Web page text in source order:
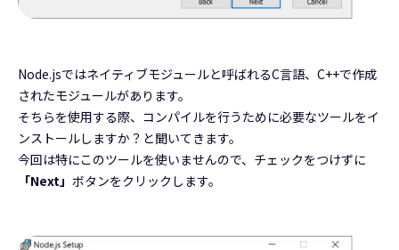
Node.jsではネイティブモジュールと呼ばれるC言語、C++で作成
されたモジュールがあります。
そちらを使用する際、コンパイルを行うために必要なツールをイ
ンストールしますか？と聞いてきます。
今回は特にこのツールを使いませんので、チェックをつけずに
「Next」 ボタンをクリックします。